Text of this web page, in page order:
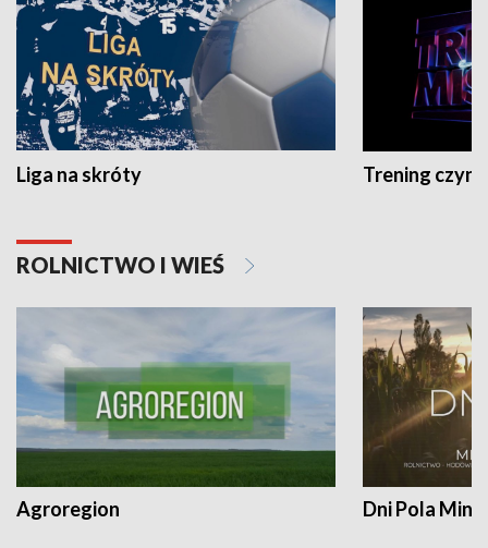
Liga na skróty Trening czyni
ROLNICTWO I WIEŚ
Agroregion Dni Pola